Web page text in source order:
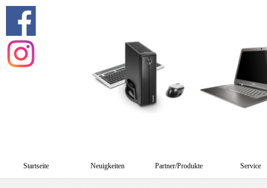
Startseite Neuigkeiten Partner/Produkte Service